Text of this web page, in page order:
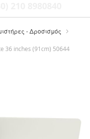
- Δροσισμός
36 inches (91cm) 50644